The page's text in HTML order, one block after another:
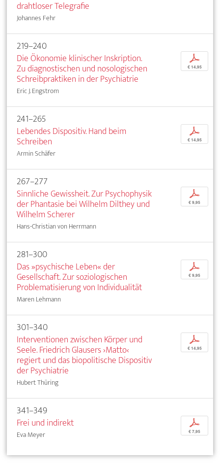
drahtloser Telegrafie
Johannes Fehr
219–240
Die Ökonomie klinischer Inskription.
Zu diagnostischen und nosologischen
Schreibpraktiken in der Psychiatrie
Eric J. Engstrom
p
€ 14,95
241–265
Lebendes Dispositiv. Hand beim
Schreiben
Armin Schäfer
p
€ 14,95
267–277
Sinnliche Gewissheit. Zur Psychophysik
der Phantasie bei Wilhelm Dilthey und
Wilhelm Scherer
Hans-Christian von Herrmann
p
€ 9,95
281–300
Das »psychische Leben« der
Gesellschaft. Zur soziologischen
Problematisierung von Individualität
Maren Lehmann
p
€ 9,95
301–340
Interventionen zwischen Körper und
Seele. Friedrich Glausers ›Matto‹
regiert und das biopolitische Dispositiv
der Psychiatrie
Hubert Thüring
p
€ 14,95
341–349
Frei und indirekt
Eva Meyer
p
€ 7,95